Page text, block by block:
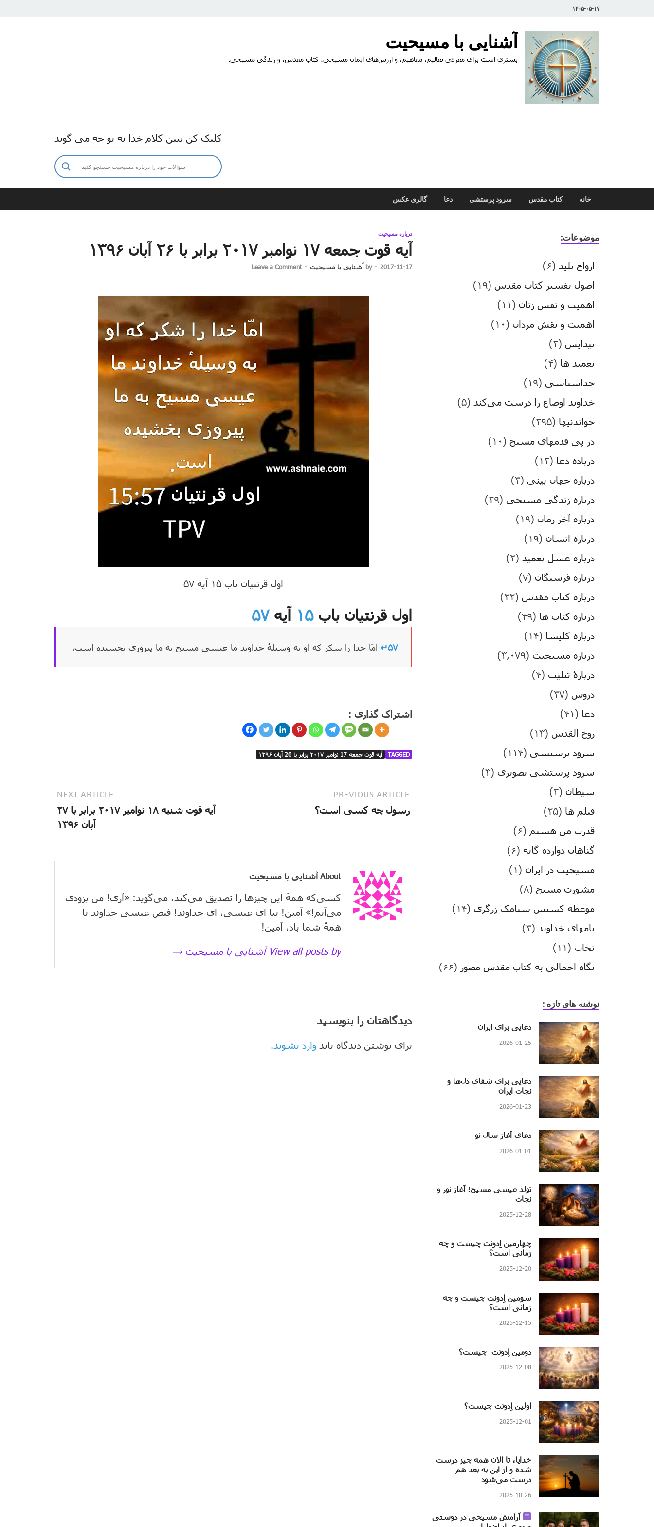
۱۴۰۵-۰۵-۱۷
آشنایی با مسیحیت
بستری است برای معرفی تعالیم، مفاهیم، و ارزش‌های ایمان مسیحی، کتاب مقدس، و زندگی مسیحی.
کلیک کن ببین کلام خدا به تو چه می گوید
خانه کتاب مقدس سرود پرستشی دعا گالری عکس
درباره مسیحیت
آیه قوت جمعه ۱۷ نوامبر ۲۰۱۷ برابر با ۲۶ آبان ۱۳۹۶
2017-11-17
-
by آشنایی با مسیحیت -
Leave a Comment
اول قرنتیان باب ۱۵ آیه ۵۷
اول قرنتیان باب ۱۵ آیه۵۷
۵۷↵ امّا خدا را شکر که او به وسیلهٔ خداوند ما عیسی مسیح به ما پیروزی بخشیده است.
اشتراک گذاری :
TAGGED آیه قوت جمعه 17 نوامبر ۲۰۱۷ برابر با 26 آبان ۱۳۹۶
PREVIOUS ARTICLE
رسول چه کسی است؟
NEXT ARTICLE
آیه قوت شنبه ۱۸ نوامبر ۲۰۱۷ برابر با ۲۷
آبان ۱۳۹۶
About آشنایی با مسیحیت
کسی‌که همهٔ این چیزها را تصدیق می‌كند، می‌گوید: «آری! من بزودی
می‌آیم!» آمین! بیا ای عیسی، ای خداوند! فیض عیسی خداوند با
همهٔ شما باد، آمین!
View all posts by آشنایی با مسیحیت →
دیدگاهتان را بنویسید
برای نوشتن دیدگاه باید وارد بشوید .
موضوعات:
ارواح پلید (۶)
اصول تفسیر کتاب مقدس (۱۹)
اهمیت و نقش زنان (۱۱)
اهمیت و نقش مردان (۱۰)
پیدایش (۲)
تعمید ها (۴)
خداشناسی (۱۹)
خداوند اوضاع را درست می‌کند (۵)
خواندنیها (۲۹۵)
در پی قدمهای مسیح (۱۰)
درباده دعا (۱۳)
درباره جهان بینی (۳)
درباره زندگی مسیحی (۲۹)
درباره آخر زمان (۱۹)
درباره انسان (۱۹)
درباره غسل تعمید (۲)
درباره فرشتگان (۷)
درباره کتاب مقدس (۲۲)
درباره کتاب ها (۴۹)
درباره کلیسا (۱۴)
درباره مسیحیت (۳,۰۷۹)
دربارۀ تثلیث (۴)
دروس (۳۷)
دعا (۴۱)
روح القدس (۱۳)
سرود پرستشی (۱۱۴)
سرود پرستشی تصویری (۳)
شیطان (۳)
فیلم ها (۲۵)
قدرت من هستم (۶)
گناهان دوازده گانه (۶)
مسیحیت در ایران (۱)
مشورت مسیح (۸)
موعظه کشیش سیامک زرگری (۱۴)
نامهای خداوند (۳)
نجات (۱۱)
نگاه اجمالی به کتاب مقدس مصور (۶۶)
نوشنه های تازه :
دعایی برای ایران
2026-01-25
دعایی برای شفای دل‌ها و
نجات ایران
2026-01-23
دعای آغاز سال نو
2026-01-01
تولد عیسی مسیح؛ آغاز نور و
نجات
2025-12-28
چهارمین اِدونت چیست و چه
زمانی است؟
2025-12-20
سومین اِدونت چیست و چه
زمانی است؟
2025-12-15
دومین اِدونت چیست؟
2025-12-08
اولین اِدونت چیست؟
2025-12-01
خدایا، تا الان همه چیز درست
شده و از این به بعد هم
درست می‌شود
2025-10-26
آرامش مسیحی در دوستی